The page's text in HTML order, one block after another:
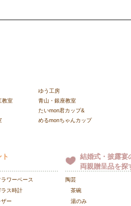
教室
ゆう工房
青山・銀座教室
たいmon君カップ&
めるmonちゃんカップ
ラワーベース
ラス時計
ザー
結婚式・披露宴
両親贈呈品を探
陶芸
茶碗
湯のみ